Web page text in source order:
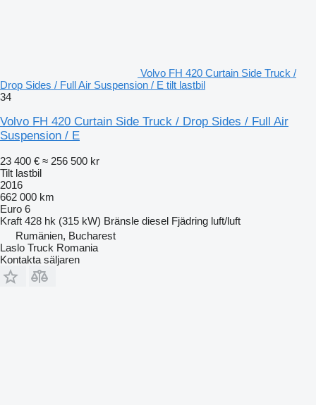
Volvo FH 420 Curtain Side Truck /
Drop Sides / Full Air Suspension / E tilt lastbil
34
Volvo FH 420 Curtain Side Truck / Drop Sides / Full Air
Suspension / E
23 400 € ≈ 256 500 kr
Tilt lastbil
2016
662 000 km
Euro 6
Kraft 428 hk (315 kW) Bränsle diesel Fjädring luft/luft
Rumänien, Bucharest
Laslo Truck Romania
Kontakta säljaren